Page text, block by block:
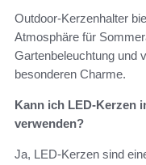
Outdoor-Kerzenhalter
Atmosphäre für
Gartenbeleuchtung und
besonderen Charme.
Kann ich LED-Kerzen
verwenden?
Ja, LED-Kerzen sind